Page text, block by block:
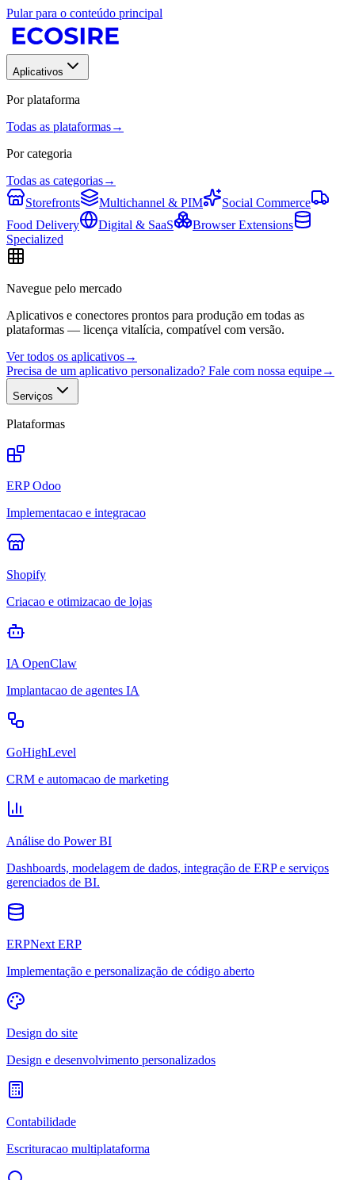
Pular para o conteúdo principal
Aplicativos
Por plataforma
Todas as plataformas→
Por categoria
Todas as categorias→
Storefronts
Multichannel & PIM
Social Commerce
Food Delivery
Digital & SaaS
Browser Extensions
Specialized
Navegue pelo mercado
Aplicativos e conectores prontos para produção em todas as
plataformas — licença vitalícia, compatível com versão.
Ver todos os aplicativos→
Precisa de um aplicativo personalizado? Fale com nossa equipe→
Serviços
Plataformas
ERP Odoo
Implementacao e integracao
Shopify
Criacao e otimizacao de lojas
IA OpenClaw
Implantacao de agentes IA
GoHighLevel
CRM e automacao de marketing
Análise do Power BI
Dashboards, modelagem de dados, integração de ERP e serviços
gerenciados de BI.
ERPNext ERP
Implementação e personalização de código aberto
Design do site
Design e desenvolvimento personalizados
Contabilidade
Escrituracao multiplataforma